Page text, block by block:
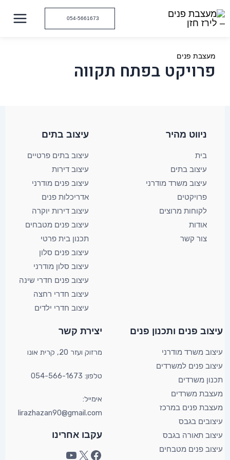
לתוכן
054-5661673
מעצבת פנים
פרויקט בפתח תקווה
ניווט מהיר
בית
עיצוב בתים
עיצוב משרד מודרני
פרויקטים
לקוחות מרוצים
אודות
צור קשר
עיצוב בתים​
עיצוב בתים פרטיים
עיצוב דירות
עיצוב פנים מודרני
אדריכלות פנים
עיצוב דירות יוקרה
עיצוב פנים מטבחים
תכנון בית פרטי
עיצוב פנים סלון
עיצוב סלון מודרני
עיצוב פנים חדרי שינה
עיצוב חדרי רחצה
עיצוב חדרי ילדים
עיצוב פנים ותכנון פנים​
עיצוב משרד מודרני
עיצוב פנים למשרדים
תכנון משרדים
מעצבת משרדים
מעצבת פנים במרכז
עיצובים בגבס
עיצוב תאורה בגבס
עיצוב פנים מטבחים
יצירת קשר​
מרזוק ועזר 20, קרית אונו​
טלפון: 054-566-1673
אימייל:
lirazhazan90@gmail.com
עקבו אחרינו
Facebook
X
YouTube